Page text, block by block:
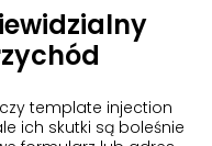
czy template injection
ich skutki są boleśnie